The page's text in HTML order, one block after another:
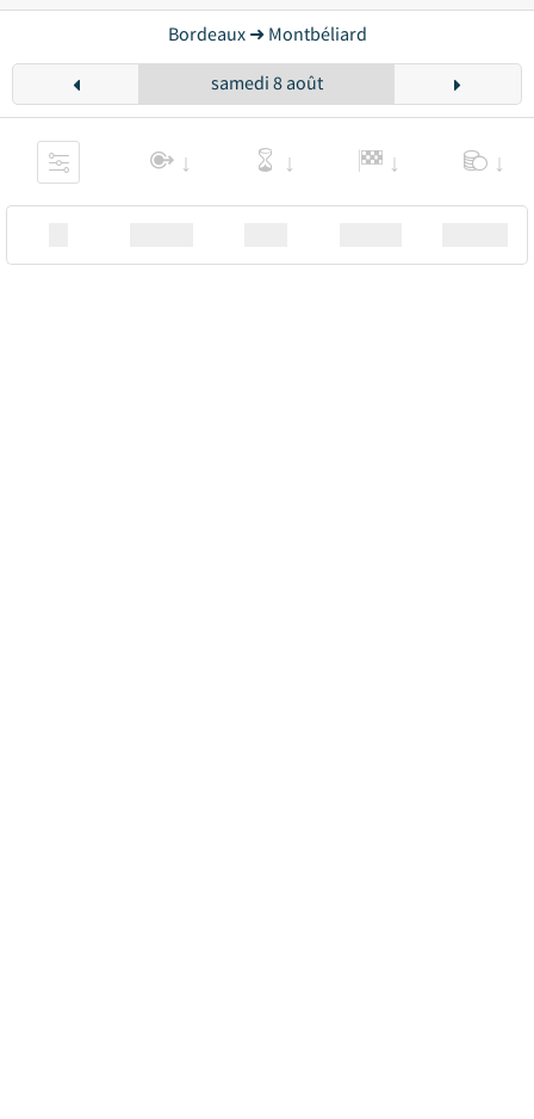
Bordeaux ➜ Montbéliard
samedi 8 août